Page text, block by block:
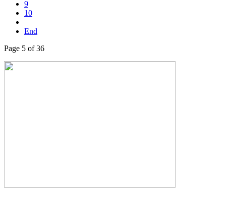
9
10
End
Page 5 of 36